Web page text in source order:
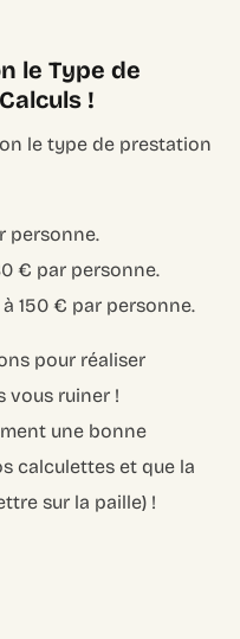
le Type de
!
le type de prestation
personne.
€ par personne.
150 € par personne.
pour réaliser
vous ruiner !
une bonne
calculettes et que la
sur la paille) !